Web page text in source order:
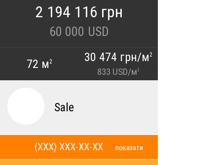
2 194 116 грн
60 000 USD
72 м 2 30 474 грн/м 2
833 USD/м2
Sale
(XXX) XXX-XX-XX показати